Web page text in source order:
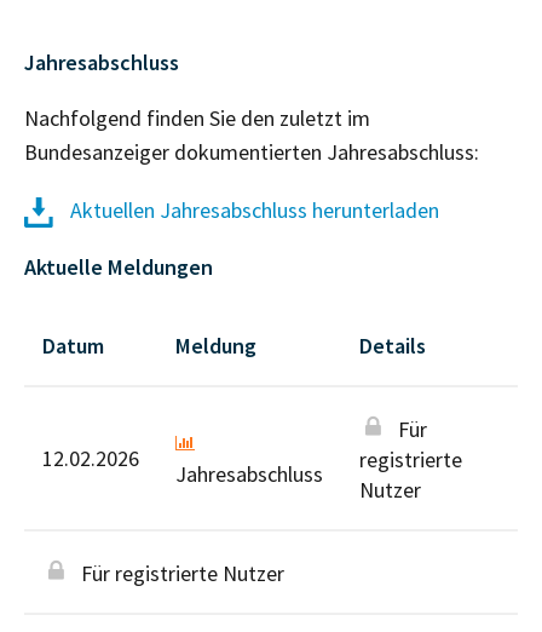
Jahresabschluss
Nachfolgend finden Sie den zuletzt im
Bundesanzeiger dokumentierten Jahresabschluss:
Aktuellen Jahresabschluss herunterladen
Aktuelle Meldungen
Datum Meldung Details
12.02.2026
Jahresabschluss
Für
registrierte
Nutzer
Für registrierte Nutzer